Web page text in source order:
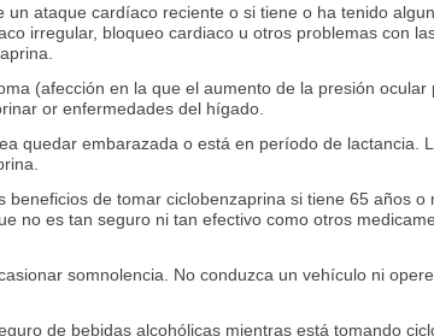
ataque cardíaco reciente o si tiene o ha tenido
irregular, bloqueo cardiaco u otros problemas con
(afección en la que el aumento de la presión
or enfermedades del hígado.
quedar embarazada o está en período de lactancia.
de tomar ciclobenzaprina si tiene 65 años
no es tan seguro ni tan efectivo como otros
somnolencia. No conduzca un vehículo ni
de bebidas alcohólicas mientras está tomando